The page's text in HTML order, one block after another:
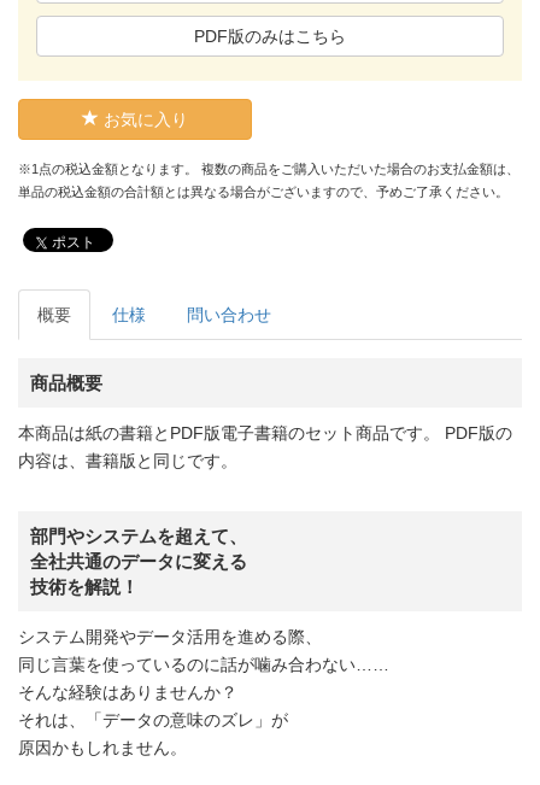
PDF版のみはこちら
お気に入り
※1点の税込金額となります。 複数の商品をご購入いただいた場合のお支払金額は、
単品の税込金額の合計額とは異なる場合がございますので、予めご了承ください。
ポスト
概要 仕様 問い合わせ
商品概要
本商品は紙の書籍とPDF版電子書籍のセット商品です。 PDF版の
内容は、書籍版と同じです。
部門やシステムを超えて、
全社共通のデータに変える
技術を解説！
システム開発やデータ活用を進める際、
同じ言葉を使っているのに話が噛み合わない……
そんな経験はありませんか？
それは、「データの意味のズレ」が
原因かもしれません。